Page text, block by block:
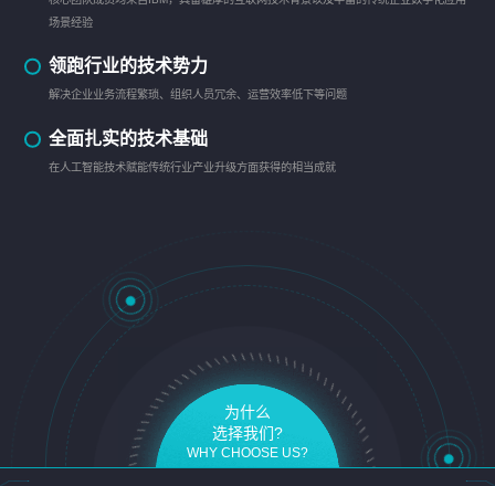
场景经验
领跑行业的技术势力
解决企业业务流程繁琐、组织人员冗余、运营效率低下等问题
全面扎实的技术基础
在人工智能技术赋能传统行业产业升级方面获得的相当成就
为什么
选择我们?
WHY CHOOSE US?